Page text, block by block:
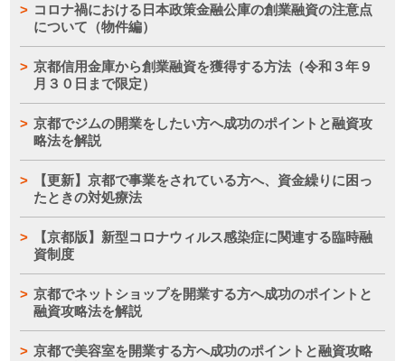
コロナ禍における日本政策金融公庫の創業融資の注意点
について（物件編）
京都信用金庫から創業融資を獲得する方法（令和３年９
月３０日まで限定）
京都でジムの開業をしたい方へ成功のポイントと融資攻
略法を解説
【更新】京都で事業をされている方へ、資金繰りに困っ
たときの対処療法
【京都版】新型コロナウィルス感染症に関連する臨時融
資制度
京都でネットショップを開業する方へ成功のポイントと
融資攻略法を解説
京都で美容室を開業する方へ成功のポイントと融資攻略